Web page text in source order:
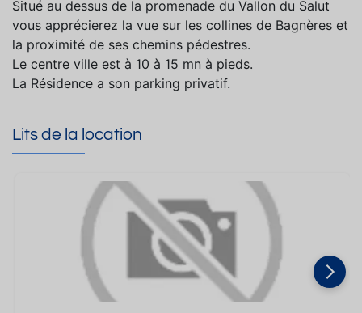
Situé au dessus de la promenade du Vallon du Salut
vous apprécierez la vue sur les collines de Bagnères et
la proximité de ses chemins pédestres.
Le centre ville est à 10 à 15 mn à pieds.
La Résidence a son parking privatif.
Lits de la location